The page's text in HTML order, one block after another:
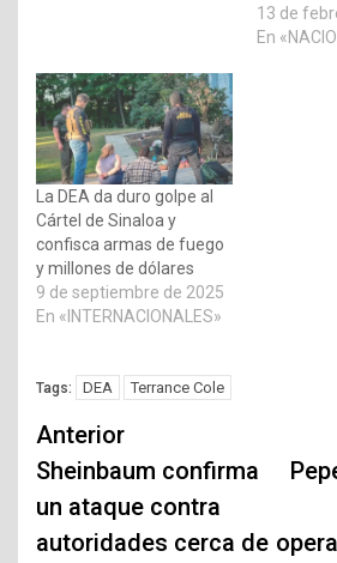
13 de
En
La DEA da duro golpe al
Cártel de Sinaloa y
confisca armas de fuego
y millones de dólares
9 de septiembre de 2025
En «INTERNACIONALES»
Tags: DEA Terrance Cole
Navegación
de
entradas
Anterior
Sheinbaum confirma
un ataque contra
autoridades cerca de